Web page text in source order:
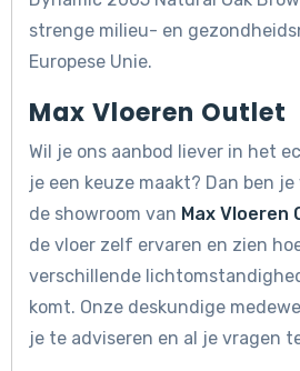
strenge milieu- en
Europese Unie.
Max Vloeren Outlet
Wil je ons aanbod liever in het
je een keuze maakt? Dan ben
de showroom van Max Vloeren
de vloer zelf ervaren en zien
verschillende
komt. Onze deskundige
je te adviseren en al je vragen